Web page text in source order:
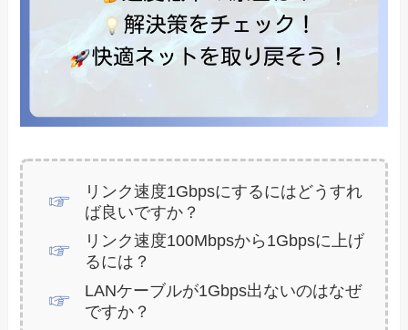
リンク速度1Gbpsにするにはどうすれ
ば良いですか？
リンク速度100Mbpsから1Gbpsに上げ
るには？
LANケーブルが1Gbps出ないのはなぜ
ですか？